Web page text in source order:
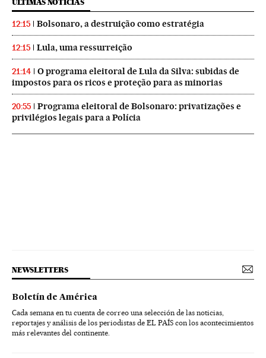
ÚLTIMAS NOTICIAS
12:15 Bolsonaro, a destruição como estratégia
12:15 Lula, uma ressurreição
21:14
O programa eleitoral de Lula da Silva: subidas de
impostos para os ricos e proteção para as minorias
20:55
Programa eleitoral de Bolsonaro: privatizações e
privilégios legais para a Polícia
NEWSLETTERS
Boletín de América
Cada semana en tu cuenta de correo una selección de las noticias,
reportajes y análisis de los periodistas de EL PAÍS con los acontecimientos
más relevantes del continente.